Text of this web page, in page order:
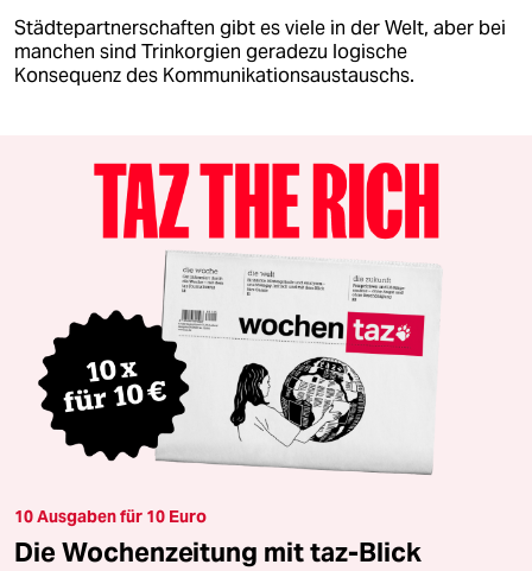
Städtepartnerschaften gibt es viele in der Welt, aber bei
manchen sind Trinkorgien geradezu logische
Konsequenz des Kommunikationsaustauschs.
10 Ausgaben für 10 Euro
Die Wochenzeitung mit taz-Blick